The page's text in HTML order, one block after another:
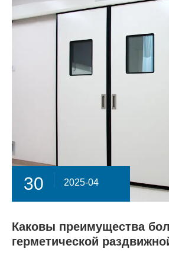
30 2025-04
Каковы преимущества
герметической